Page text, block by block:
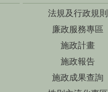
法規及行政規則
廉政服務專區
施政計畫
施政報告
施政成果查詢